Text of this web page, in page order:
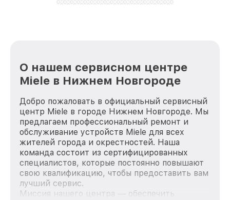
О нашем сервисном центре
Miele в Нижнем Новгороде
Добро пожаловать в официальный сервисный
центр Miele в городе Нижнем Новгороде. Мы
предлагаем профессиональный ремонт и
обслуживание устройств Miele для всех
жителей города и окрестностей. Наша
команда состоит из сертифицированных
специалистов, которые постоянно повышают
свою квалификацию, чтобы предоставить вам
лучший сервис.
Миссия нашего центра — обеспечить